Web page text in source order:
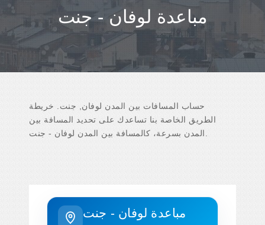
مباعدة لوفان - جنت
حساب المسافات بين المدن لوفان, جنت. خريطة
الطريق الخاصة بنا تساعدك على تحديد المسافة بين
مباعدة لوفان - جنت